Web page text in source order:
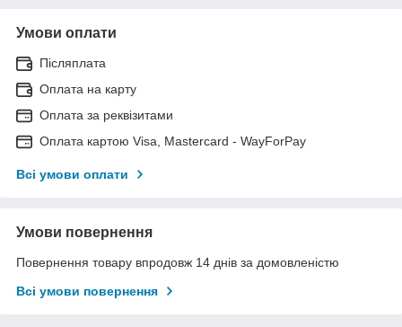
Умови оплати
Післяплата
Оплата на карту
Оплата за реквізитами
Оплата картою Visa, Mastercard - WayForPay
Всі умови оплати
Умови повернення
Повернення товару впродовж 14 днів за домовленістю
Всі умови повернення